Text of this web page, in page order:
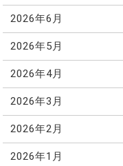
2026年6月
2026年5月
2026年4月
2026年3月
2026年2月
2026年1月